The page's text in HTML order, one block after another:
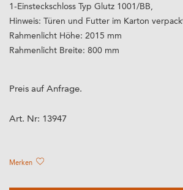
1-Einsteckschloss Typ Glutz 1001/BB,
Hinweis: Türen und Futter im Karton
Rahmenlicht Höhe: 2015 mm
Rahmenlicht Breite: 800 mm
Preis auf Anfrage.
Art. Nr: 13947
Merken